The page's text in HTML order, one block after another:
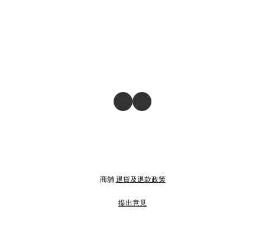
商舖 退貨及退款政策
提出意見